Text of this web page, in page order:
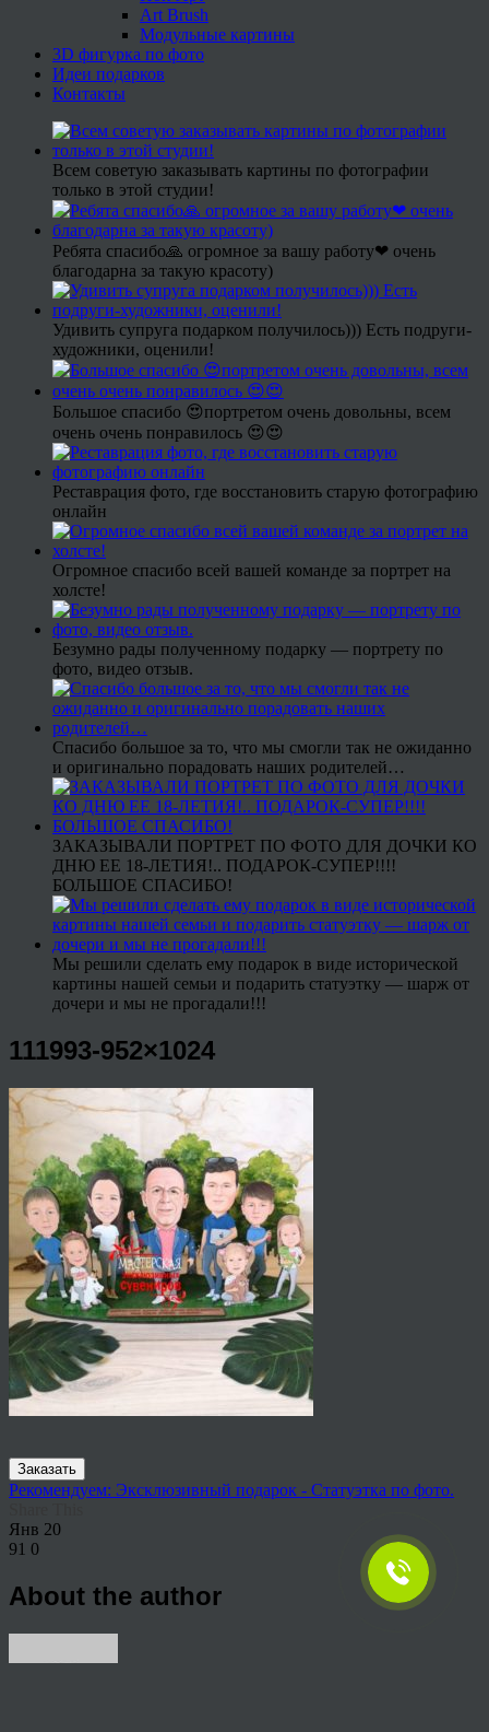
Art Brush
Модульные картины
3D фигурка по фото
Идеи подарков
Контакты
Всем советую заказывать картины по фотографии
только в этой студии!
Ребята спасибо🙏 огромное за вашу работу❤ очень
благодарна за такую красоту)
Удивить супруга подарком получилось))) Есть подруги-
художники, оценили!
Большое спасибо 😍портретом очень довольны, всем
очень очень понравилось 😍😍
Реставрация фото, где восстановить старую фотографию
онлайн
Огромное спасибо всей вашей команде за портрет на
холсте!
Безумно рады полученному подарку — портрету по
фото, видео отзыв.
Спасибо большое за то, что мы смогли так не ожиданно
и оригинально порадовать наших родителей…
ЗАКАЗЫВАЛИ ПОРТРЕТ ПО ФОТО ДЛЯ ДОЧКИ КО
ДНЮ ЕЕ 18-ЛЕТИЯ!.. ПОДАРОК-СУПЕР!!!!
БОЛЬШОЕ СПАСИБО!
Мы решили сделать ему подарок в виде исторической
картины нашей семьи и подарить статуэтку — шарж от
дочери и мы не прогадали!!!
111993-952×1024
Заказать
Рекомендуем: Эксклюзивный подарок - Статуэтка по фото.
Янв 20
91 0
About the author